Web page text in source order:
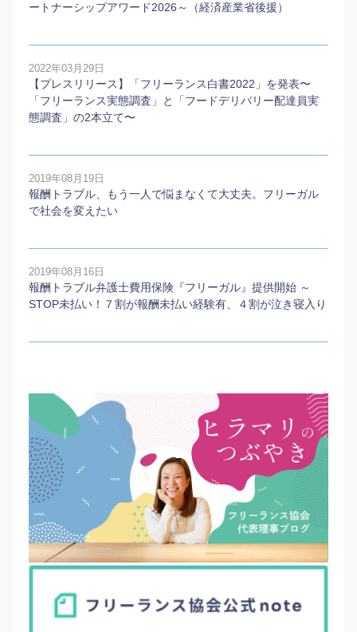
ートナーシップアワード2026～（経済産業省後援）
2022年03月29日
【プレスリリース】「フリーランス白書2022」を発表〜
「フリーランス実態調査」と「フードデリバリー配達員実
態調査」の2本⽴て〜
2019年08月19日
報酬トラブル、もう一人で悩まなくて大丈夫。フリーガル
で社会を変えたい
2019年08月16日
報酬トラブル弁護士費用保険『フリーガル』提供開始 ～
STOP未払い！７割が報酬未払い経験有、４割が泣き寝入り